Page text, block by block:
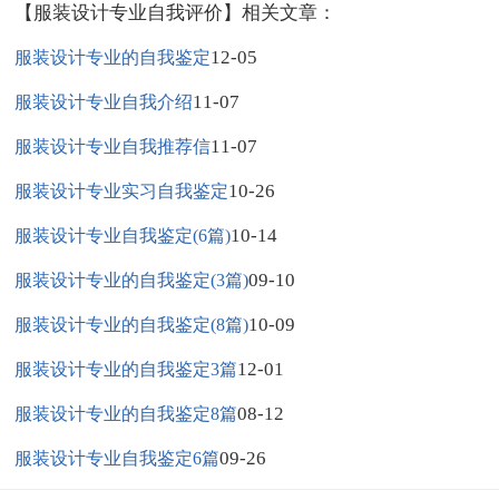
【服装设计专业自我评价】相关文章：
服装设计专业的自我鉴定12-05
服装设计专业自我介绍11-07
服装设计专业自我推荐信11-07
服装设计专业实习自我鉴定10-26
服装设计专业自我鉴定(6篇)10-14
服装设计专业的自我鉴定(3篇)09-10
服装设计专业的自我鉴定(8篇)10-09
服装设计专业的自我鉴定3篇12-01
服装设计专业的自我鉴定8篇08-12
服装设计专业自我鉴定6篇09-26